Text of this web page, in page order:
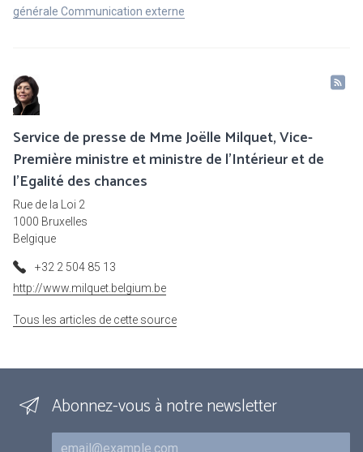
générale Communication externe
Service de presse de Mme Joëlle Milquet, Vice-
Première ministre et ministre de l'Intérieur et de
l'Egalité des chances
Rue de la Loi 2
1000 Bruxelles
Belgique
+32 2 504 85 13
http://www.milquet.belgium.be
Tous les articles de cette source
Abonnez-vous à notre newsletter
Courriel